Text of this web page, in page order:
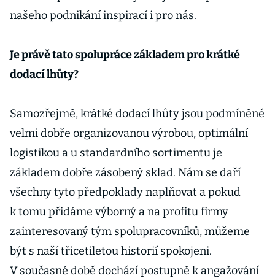
našeho podnikání inspirací i pro nás.
Je právě tato spolupráce základem pro krátké
dodací lhůty?
Samozřejmě, krátké dodací lhůty jsou podmíněné
velmi dobře organizovanou výrobou, optimální
logistikou a u standardního sortimentu je
základem dobře zásobený sklad. Nám se daří
všechny tyto předpoklady naplňovat a pokud
k tomu přidáme výborný a na profitu firmy
zainteresovaný tým spolupracovníků, můžeme
být s naší třicetiletou historií spokojeni.
V současné době dochází postupně k angažování